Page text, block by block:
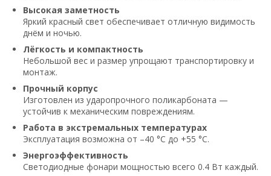
Высокая заметность
Яркий красный свет обеспечивает отличную видимость
днём и ночью.
Лёгкость и компактность
Небольшой вес и размер упрощают транспортировку и
монтаж.
Прочный корпус
Изготовлен из ударопрочного поликарбоната —
устойчив к механическим повреждениям.
Работа в экстремальных температурах
Эксплуатация возможна от –40 °С до +55 °С.
Энергоэффективность
Светодиодные фонари мощностью всего 0.4 Вт каждый.